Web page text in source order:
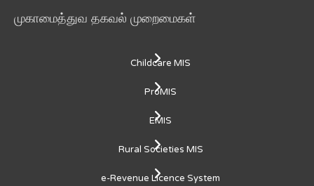
முகாமைத்துவ தகவல் முறைமைகள்
Childcare MIS
ProMIS
EMIS
Rural Societies MIS
e-Revenue Licence System